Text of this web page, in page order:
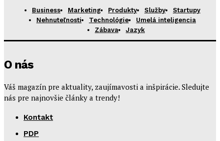
Business Marketing Produkty Služby
Startupy
Nehnuteľnosti
Technológie
Umelá inteligencia
Zábava
Jazyk
O nás
Váš magazín pre aktuality, zaujímavosti a inšpirácie. Sledujte
nás pre najnovšie články a trendy!
Kontakt
PDP